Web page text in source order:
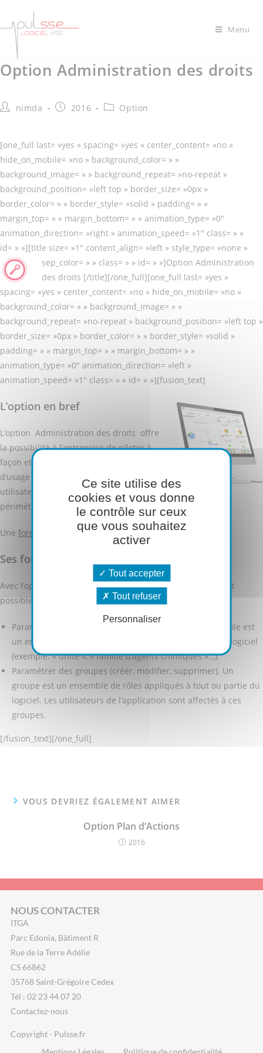
Menu
Option Administration des droits
nimda 2016 Option
[one_full last= »yes » spacing= »yes » center_content= »no »
hide_on_mobile= »no » background_color= » »
background_image= » » background_repeat= »no-repeat »
background_position= »left top » border_size= »0px »
border_color= » » border_style= »solid » padding= » »
margin_top= » » margin_bottom= » » animation_type= »0″
animation_direction= »right » animation_speed= »1″ class= » »
id= » »][title size= »1″ content_align= »left » style_type= »none »
sep_color= » » class= » » id= » »]Option Administration
des droits [/title][/one_full][one_full last= »yes »
spacing= »yes » center_content= »no » hide_on_mobile= »no »
background_color= » » background_image= » »
background_repeat= »no-repeat » background_position= »left top »
border_size= »0px » border_color= » » border_style= »solid »
padding= » » margin_top= » » margin_bottom= » »
animation_type= »0″ animation_direction= »left »
animation_speed= »1″ class= » » id= » »][fusion_text]
L’option en bref
L’option Administration des droits offre
la possibilité à l’entreprise de piloter à
façon et de manière fine les droits
d’usage du logiciel associés à chaque
utilisateur en fonction de leur
périmètre d’action dans l’organisation de l’entreprise.
Une formation dédiéevient accompagner cette option.
Ses fonctionnalités en détail
Avec l’option de cadrage « Administration des droits », il est
possible de :
Paramétrer des rôles (créer, modifier, supprimer) . Un rôle est
un ensemble d’autorisations sur différentes parties du logiciel
(exemple: « unité », « famille d’agents chimiques »…).
Paramétrer des groupes (créer, modifier, supprimer). Un
groupe est un ensemble de rôles appliqués à tout ou partie du
logiciel. Les utilisateurs de l’application sont affectés à ces
groupes.
[/fusion_text][/one_full]
VOUS DEVRIEZ ÉGALEMENT AIMER
Option Plan d’Actions
2016
NOUS CONTACTER
ITGA
Parc Edonia, Bâtiment R
Rue de la Terre Adélie
CS 66862
35768 Saint-Grégoire Cedex
Tél : 02 23 44 07 20
Contactez-nous
Copyright - Pulsse.fr
Ce site utilise des
cookies et vous donne
le contrôle sur ceux
que vous souhaitez
activer
Tout accepter
Tout refuser
Personnaliser